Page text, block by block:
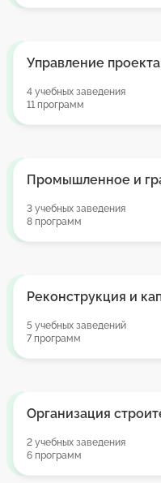
Управление
4 учебных заведения
11 программ
Промышленное и
3 учебных заведения
8 программ
Реконструкция и
5 учебных заведений
7 программ
Организация
2 учебных заведения
6 программ